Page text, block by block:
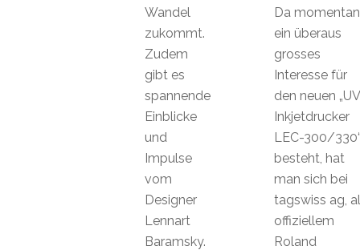
Da momentan
ein überaus
grosses
Interesse für
den neuen
Inkjetdrucker
LEC-300/
besteht, hat
man sich bei
tagswiss ag,
offiziellem
Roland
Wandel
zukommt.
Zudem
gibt es
spannende
Einblicke
und
Impulse
vom
Designer
Lennart
Baramsky.